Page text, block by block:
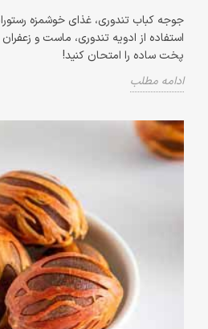
جوجه کباب تندوری، غذای خوشمزه
استفاده از ادویه تندوری، ماست و
پخت ساده را امتحان کنید!
ادامه مطلب